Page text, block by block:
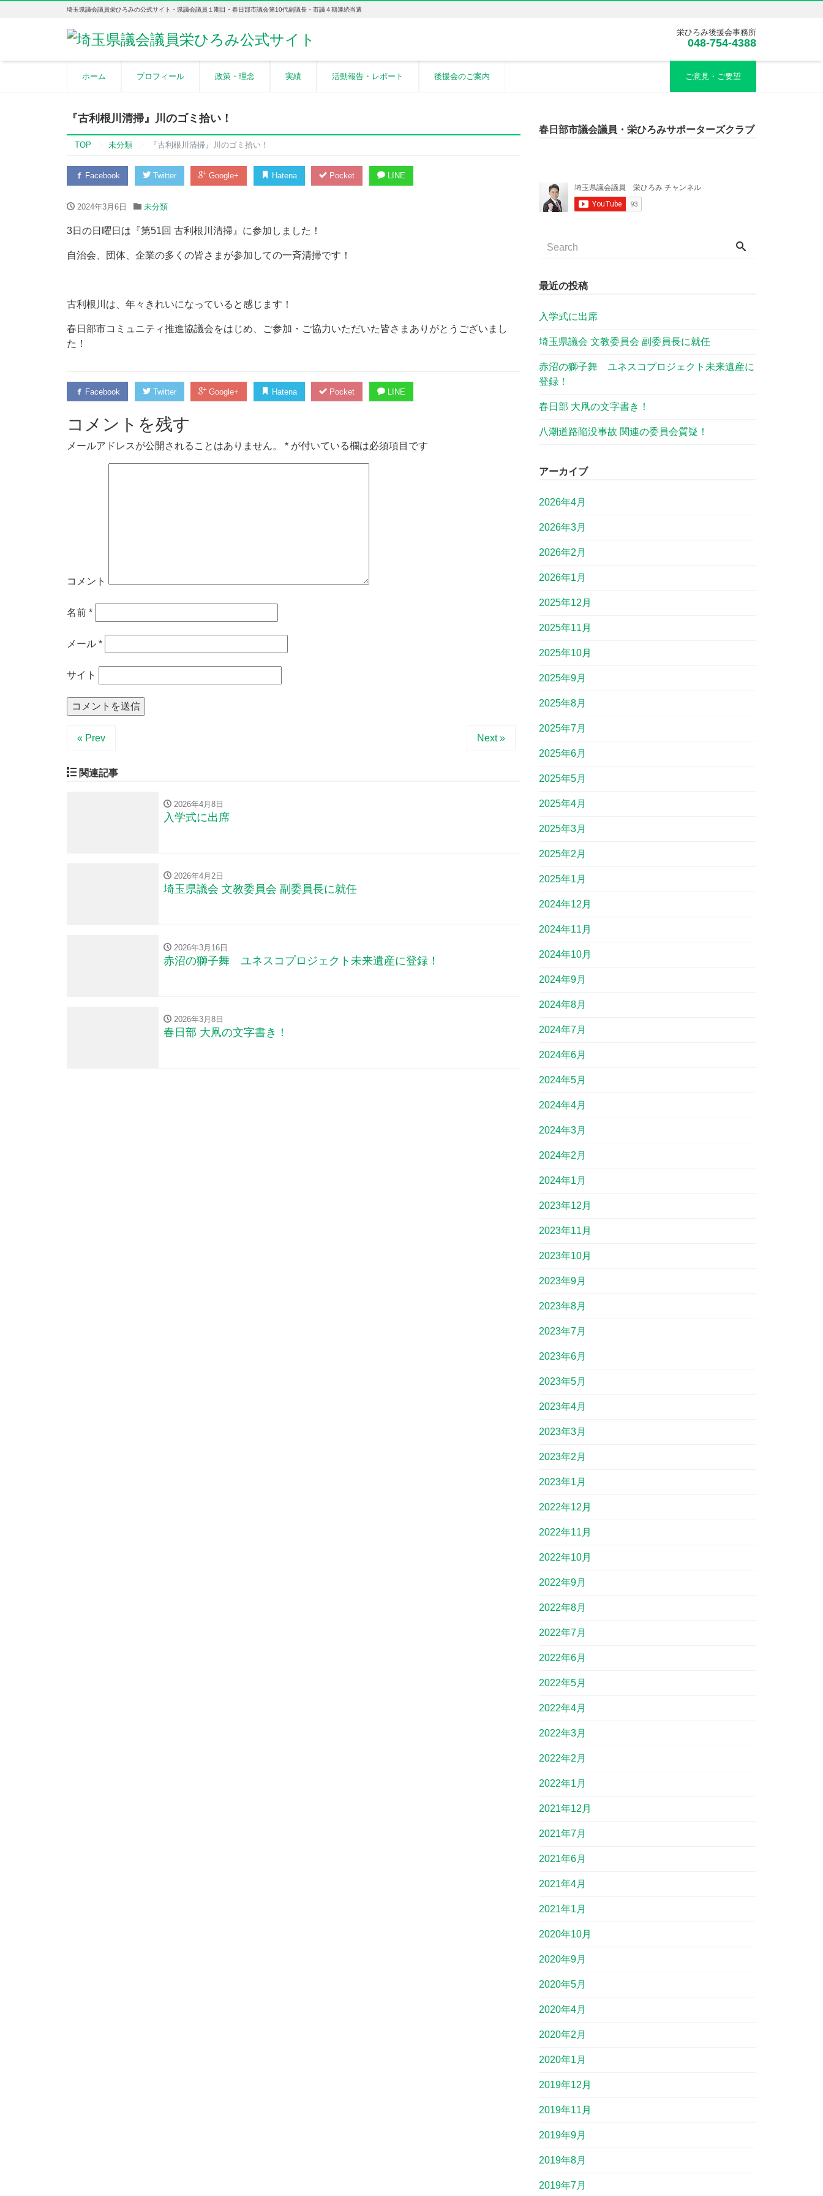
埼玉県議会議員栄ひろみの公式サイト・県議会議員１期目・春日部市議会第10代副議長・市議４期連続当選
栄ひろみ後援会事務所
048-754-4388
ホーム プロフィール 政策・理念 実績 活動報告・レポート 後援会のご案内 ご意見・ご要望
『古利根川清掃』川のゴミ拾い！
TOP 未分類 『古利根川清掃』川のゴミ拾い！
Facebook Twitter Google+ Hatena Pocket LINE
2024年3月6日 未分類
3日の日曜日は『第51回 古利根川清掃』に参加しました！
自治会、団体、企業の多くの皆さまが参加しての一斉清掃です！
古利根川は、年々きれいになっていると感じます！
春日部市コミュニティ推進協議会をはじめ、ご参加・ご協力いただいた皆さまありがとうございまし
た！
Facebook Twitter Google+ Hatena Pocket LINE
コメントを残す
メールアドレスが公開されることはありません。 * が付いている欄は必須項目です
コメント
名前 *
メール *
サイト
« Prev Next »
関連記事
2026年4月8日
入学式に出席
2026年4月2日
埼玉県議会 文教委員会 副委員長に就任
2026年3月16日
赤沼の獅子舞 ユネスコプロジェクト未来遺産に登録！
2026年3月8日
春日部 大凧の文字書き！
春日部市議会議員・栄ひろみサポーターズクラブ
最近の投稿
入学式に出席
埼玉県議会 文教委員会 副委員長に就任
赤沼の獅子舞 ユネスコプロジェクト未来遺産に
登録！
春日部 大凧の文字書き！
八潮道路陥没事故 関連の委員会質疑！
アーカイブ
2026年4月
2026年3月
2026年2月
2026年1月
2025年12月
2025年11月
2025年10月
2025年9月
2025年8月
2025年7月
2025年6月
2025年5月
2025年4月
2025年3月
2025年2月
2025年1月
2024年12月
2024年11月
2024年10月
2024年9月
2024年8月
2024年7月
2024年6月
2024年5月
2024年4月
2024年3月
2024年2月
2024年1月
2023年12月
2023年11月
2023年10月
2023年9月
2023年8月
2023年7月
2023年6月
2023年5月
2023年4月
2023年3月
2023年2月
2023年1月
2022年12月
2022年11月
2022年10月
2022年9月
2022年8月
2022年7月
2022年6月
2022年5月
2022年4月
2022年3月
2022年2月
2022年1月
2021年12月
2021年7月
2021年6月
2021年4月
2021年1月
2020年10月
2020年9月
2020年5月
2020年4月
2020年2月
2020年1月
2019年12月
2019年11月
2019年9月
2019年8月
2019年7月